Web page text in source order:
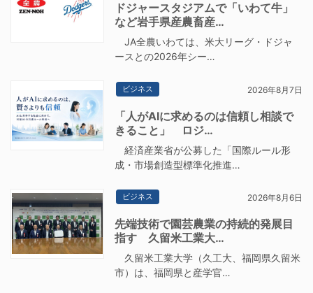
ドジャースタジアムで「いわて牛」
など岩手県産農畜産…
JA全農いわては、米大リーグ・ドジャ
ースとの2026年シー…
ビジネス 2026年8月7日
「人がAIに求めるのは信頼し相談で
きること」 ロジ…
経済産業省が公募した「国際ルール形
成・市場創造型標準化推進…
ビジネス 2026年8月6日
先端技術で園芸農業の持続的発展目
指す 久留米工業大…
久留米工業大学（久工大、福岡県久留米
市）は、福岡県と産学官…